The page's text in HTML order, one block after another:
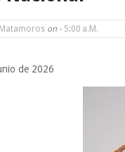
on - 5:00 A.m.
de 2026